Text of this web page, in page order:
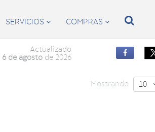
SERVICIOS  COMPRAS  
Actualizado
6 de agostode 2026

Mostrando 10